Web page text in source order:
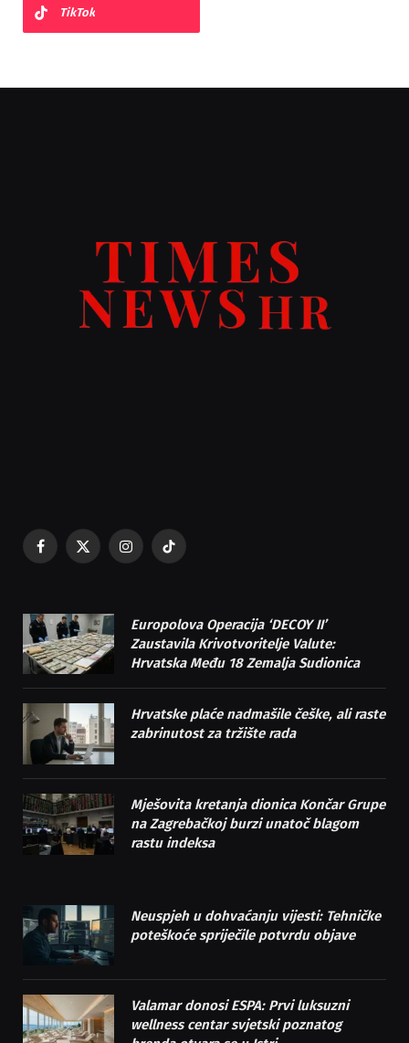
TikTok
Facebook
X
InstagramTikTok
Europolova Operacija ‘DECOY II’
Zaustavila Krivotvoritelje Valute:
Hrvatska Među 18 Zemalja Sudionica
Hrvatske plaće nadmašile češke, ali raste
zabrinutost za tržište rada
Mješovita kretanja dionica Končar Grupe
na Zagrebačkoj burzi unatoč blagom
rastu indeksa
Neuspjeh u dohvaćanju vijesti: Tehničke
poteškoće spriječile potvrdu objave
Valamar donosi ESPA: Prvi luksuzni
wellness centar svjetski poznatog